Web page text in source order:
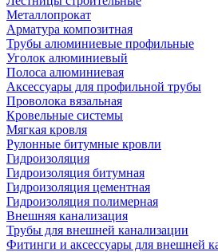
Металлопрокат
Арматура композитная
Трубы алюминиевые профильные
Уголок алюминиевый
Полоса алюминиевая
Аксессуары для профильной трубы
Проволока вязальная
Кровельные системы
Мягкая кровля
Рулонные битумные кровли
Гидроизоляция
Гидроизоляция битумная
Гидроизоляция цементная
Гидроизоляция полимерная
Внешняя канализация
Трубы для внешней канализации
Фитинги и аксессуары для внешней